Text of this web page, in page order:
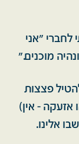
11:30, אמרתי לחברי "אני
מוכנים."
להטיל פצצות
אזעקה - אין)
אלינו.